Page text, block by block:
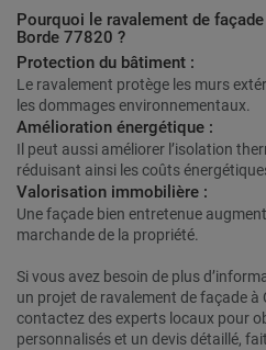
Pourquoi le ravalement de
Borde 77820 ?
Protection du bâtiment :
Le ravalement protège les murs
les dommages environnementaux.
Amélioration énergétique :
Il peut aussi améliorer l’isolation
réduisant ainsi les coûts
Valorisation immobilière :
Une façade bien entretenue
marchande de la propriété.
Si vous avez besoin de plus
un projet de ravalement de façade à
contactez des experts locaux pour
personnalisés et un devis détaillé,